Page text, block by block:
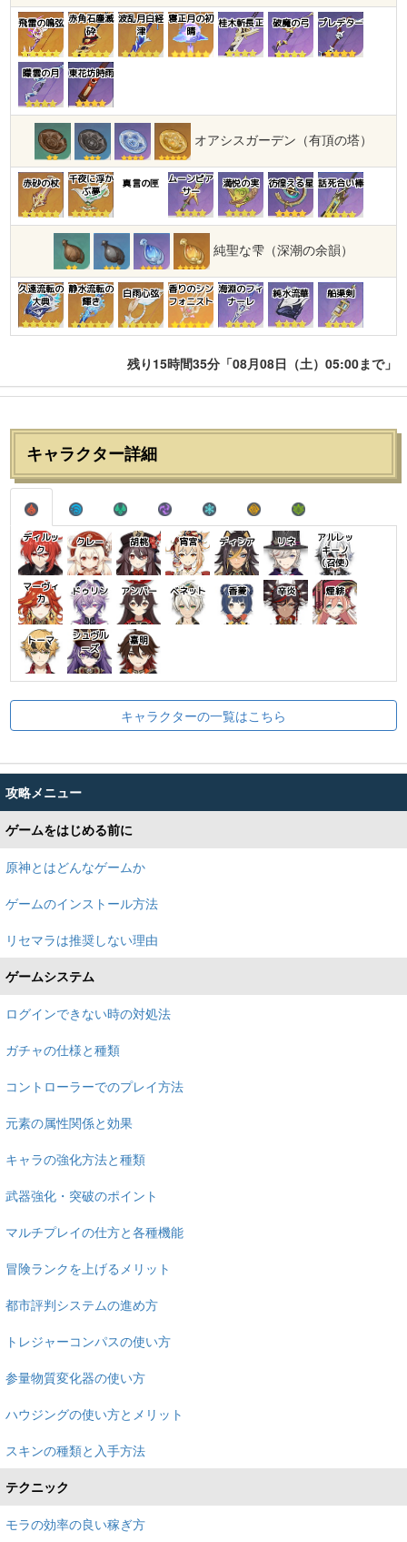
飛雷の鳴弦 赤角石塵滅
砕
波乱月白経
津
寝正月の初
晴
桂木斬長正 破魔の弓 プレデター
曚雲の月 東花坊時雨
オアシスガーデン（有頂の塔）
赤砂の杖
千夜に浮か
ぶ夢
真言の匣
ムーンピア
サー
満悦の実 彷徨える星 話死合い棒
純聖な雫（深潮の余韻）
久遠流転の
大典
静水流転の
輝き
白雨心弦
香りのシン
フォニスト
海淵のフィ
ナーレ
純水流華 船渠剣
残り15時間35分「08月08日（土）05:00まで」
キャラクター詳細
ディルッ
ク
クレー 胡桃 宵宮 ディシア リネ
アルレッ
キーノ
（召使）
マーヴィ
カ
ドゥリン アンバー ベネット 香菱 辛炎 煙緋
トーマ
シュヴル
ーズ
嘉明
キャラクターの一覧はこちら
攻略メニュー
ゲームをはじめる前に
原神とはどんなゲームか
ゲームのインストール方法
リセマラは推奨しない理由
ゲームシステム
ログインできない時の対処法
ガチャの仕様と種類
コントローラーでのプレイ方法
元素の属性関係と効果
キャラの強化方法と種類
武器強化・突破のポイント
マルチプレイの仕方と各種機能
冒険ランクを上げるメリット
都市評判システムの進め方
トレジャーコンパスの使い方
参量物質変化器の使い方
ハウジングの使い方とメリット
スキンの種類と入手方法
テクニック
モラの効率の良い稼ぎ方